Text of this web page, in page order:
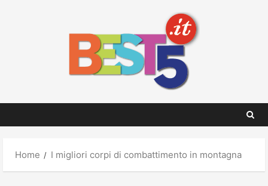
Home I migliori corpi di combattimento in montagna